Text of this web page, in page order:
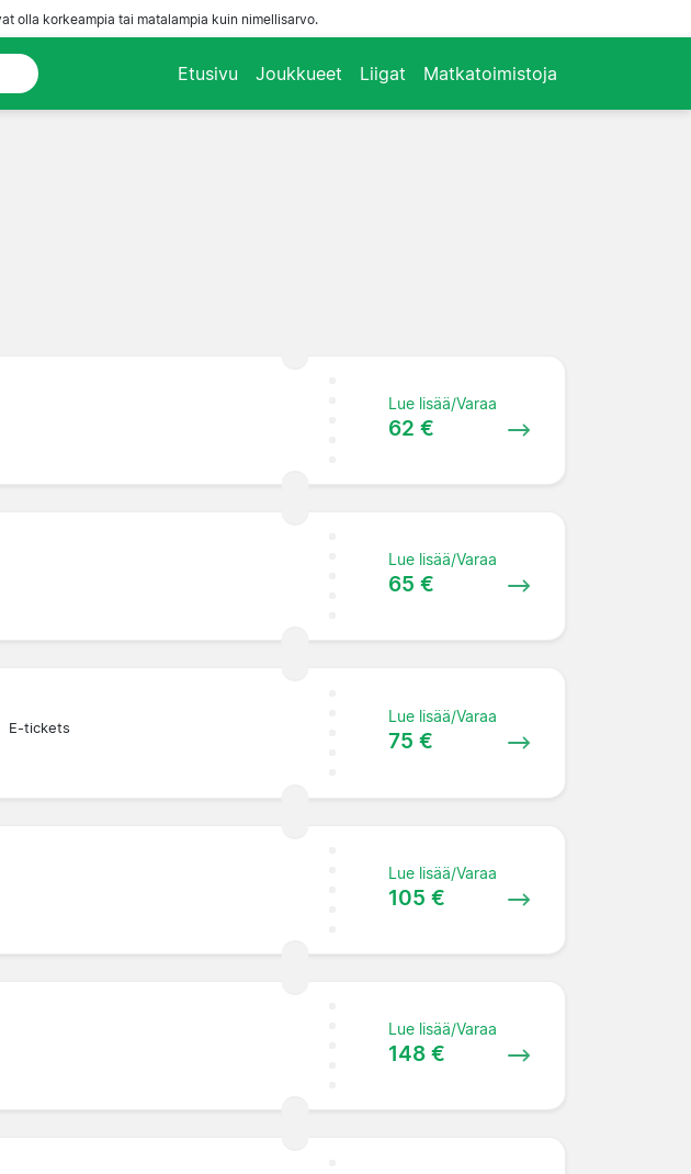
olla korkeampia tai matalampia kuin nimellisarvo.
Etusivu Joukkueet Liigat Matkatoimistoja
Lue lisää/Varaa
62 €
Lue lisää/Varaa
65 €
E-tickets
Lue lisää/Varaa
75 €
Lue lisää/Varaa
105 €
Lue lisää/Varaa
148 €